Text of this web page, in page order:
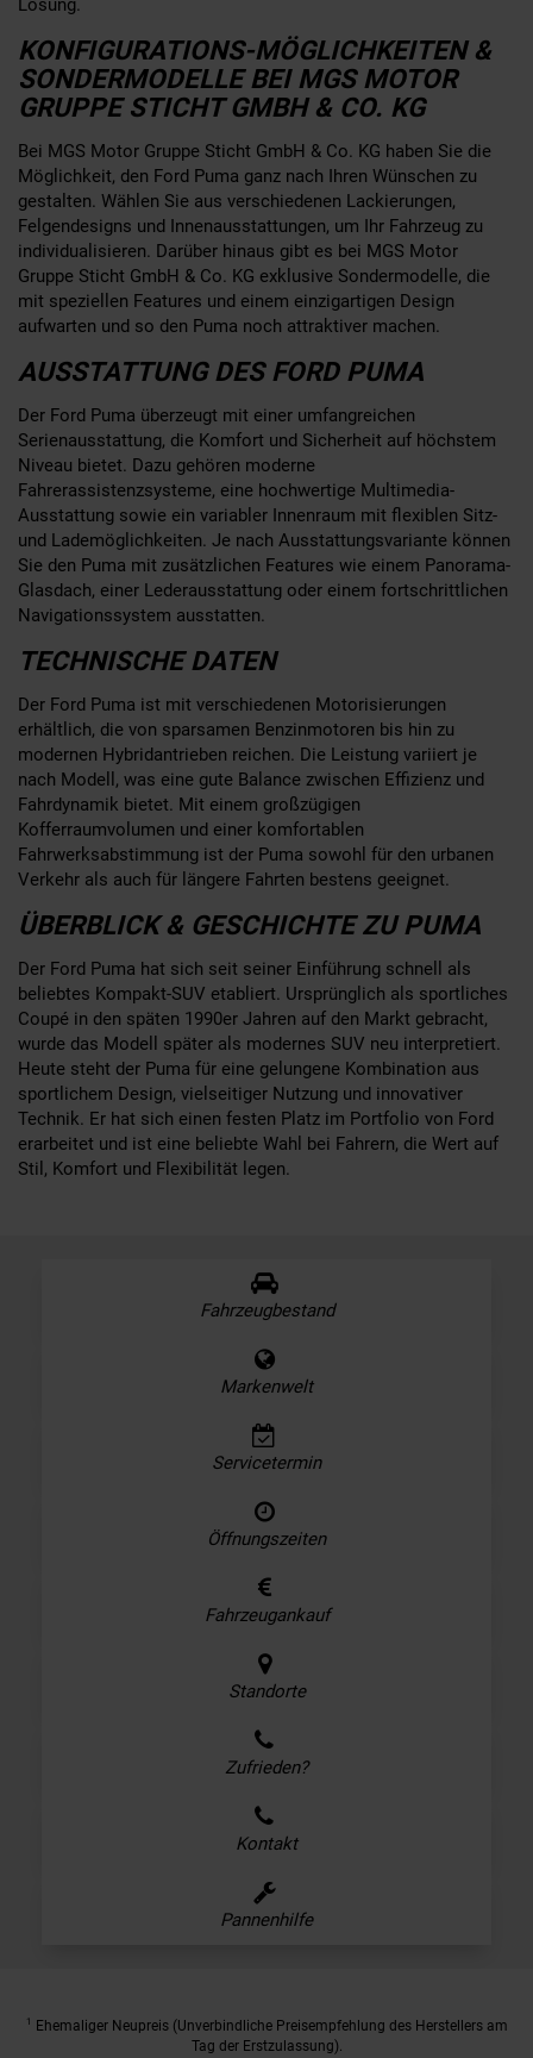
KONFIGURATIONS-MÖGLICHKEITEN &
SONDERMODELLE BEI MGS MOTOR
GRUPPE STICHT GMBH & CO. KG
Bei MGS Motor Gruppe Sticht GmbH & Co. KG haben Sie die
Möglichkeit, den Ford Puma ganz nach Ihren Wünschen zu
gestalten. Wählen Sie aus verschiedenen Lackierungen,
Felgendesigns und Innenausstattungen, um Ihr Fahrzeug zu
individualisieren. Darüber hinaus gibt es bei MGS Motor
Gruppe Sticht GmbH & Co. KG exklusive Sondermodelle, die
mit speziellen Features und einem einzigartigen Design
aufwarten und so den Puma noch attraktiver machen.
AUSSTATTUNG DES FORD PUMA
Der Ford Puma überzeugt mit einer umfangreichen
Serienausstattung, die Komfort und Sicherheit auf höchstem
Niveau bietet. Dazu gehören moderne
Fahrerassistenzsysteme, eine hochwertige Multimedia-
Ausstattung sowie ein variabler Innenraum mit flexiblen Sitz-
und Lademöglichkeiten. Je nach Ausstattungsvariante können
Sie den Puma mit zusätzlichen Features wie einem Panorama-
Glasdach, einer Lederausstattung oder einem fortschrittlichen
Navigationssystem ausstatten.
TECHNISCHE DATEN
Der Ford Puma ist mit verschiedenen Motorisierungen
erhältlich, die von sparsamen Benzinmotoren bis hin zu
modernen Hybridantrieben reichen. Die Leistung variiert je
nach Modell, was eine gute Balance zwischen Effizienz und
Fahrdynamik bietet. Mit einem großzügigen
Kofferraumvolumen und einer komfortablen
Fahrwerksabstimmung ist der Puma sowohl für den urbanen
Verkehr als auch für längere Fahrten bestens geeignet.
ÜBERBLICK & GESCHICHTE ZU PUMA
Der Ford Puma hat sich seit seiner Einführung schnell als
beliebtes Kompakt-SUV etabliert. Ursprünglich als sportliches
Coupé in den späten 1990er Jahren auf den Markt gebracht,
wurde das Modell später als modernes SUV neu interpretiert.
Heute steht der Puma für eine gelungene Kombination aus
sportlichem Design, vielseitiger Nutzung und innovativer
Technik. Er hat sich einen festen Platz im Portfolio von Ford
erarbeitet und ist eine beliebte Wahl bei Fahrern, die Wert auf
Stil, Komfort und Flexibilität legen.
Fahrzeugbestand
Markenwelt
Servicetermin
Öffnungszeiten
Fahrzeugankauf
Standorte
Zufrieden?
Kontakt
Pannenhilfe
1
Ehemaliger Neupreis (Unverbindliche Preisempfehlung des Herstellers am
Tag der Erstzulassung).